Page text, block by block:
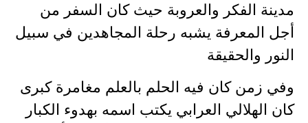
مدينة الفكر والعروبة حيث كان السفر من
أجل المعرفة يشبه رحلة المجاهدين في سبيل
النور والحقيقة
وفي زمن كان فيه الحلم بالعلم مغامرة كبرى
كان الهلالي العرابي يكتب اسمه بهدوء الكبار